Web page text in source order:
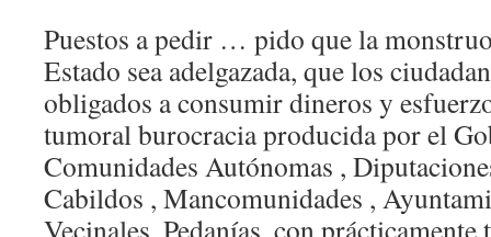
Puestos a pedir … pido que la
Estado sea adelgazada, que los
obligados a consumir dineros y
tumoral burocracia producida por el
Comunidades Autónomas ,
Cabildos , Mancomunidades ,
Vecinales, Pedanías, con